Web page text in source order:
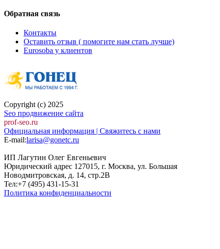
Обратная связь
Контакты
Оставить отзыв ( помогите нам стать лучше)
Eurosoba у клиентов
Copyright (c) 2025
Seo продвижение сайта
prof-seo.ru
Официальная информация | Свяжитесь с нами
E-mail:larisa@gonetc.ru
ИП Лагутин Олег Евгеньевич
Юридический адрес 127015, г. Москва, ул. Большая
Новодмитровская, д. 14, стр.2B
Тел:+7 (495) 431-15-31
Политика конфиденциальности